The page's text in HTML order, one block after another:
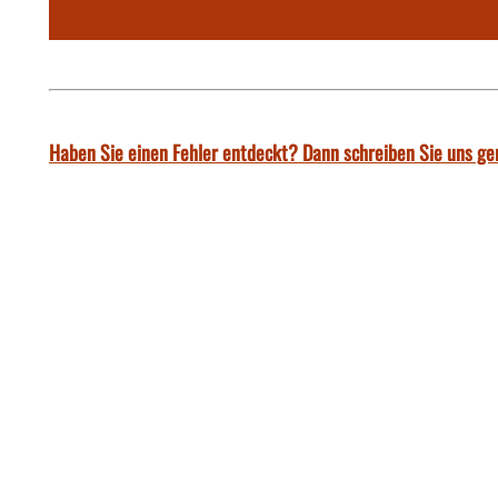
Haben Sie einen Fehler entdeckt? Dann schreiben Sie uns